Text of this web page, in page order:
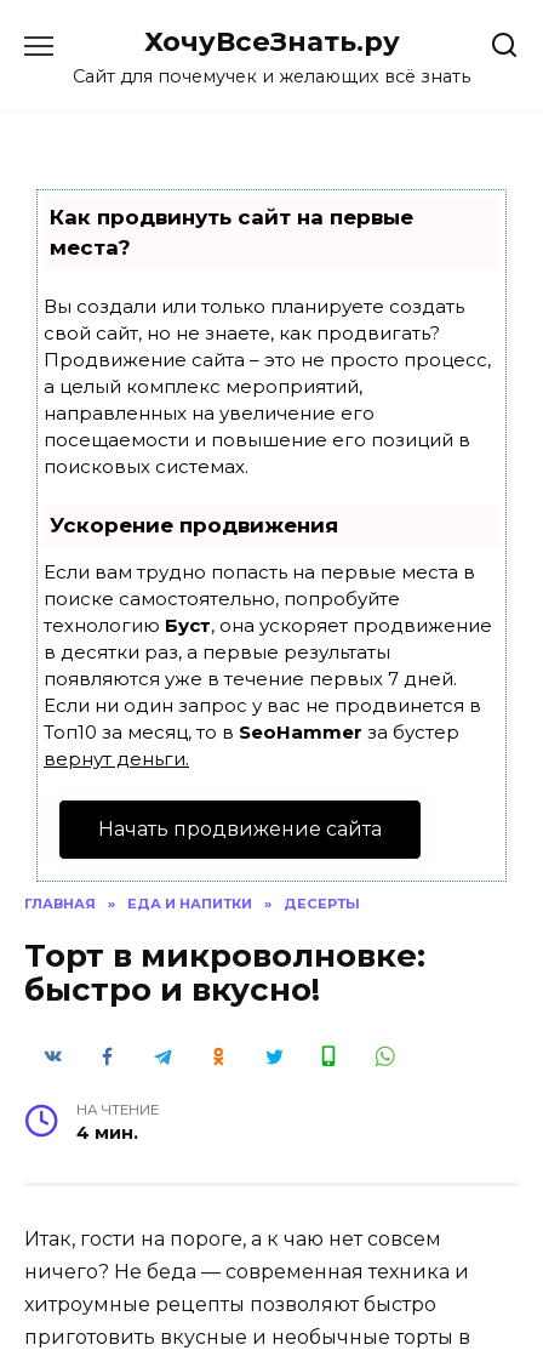
content
ХочуВсеЗнать.ру
Сайт для почемучек и желающих всё знать
Как продвинуть сайт на первые
места?
Вы создали или только планируете создать
свой сайт, но не знаете, как продвигать?
Продвижение сайта – это не просто процесс,
а целый комплекс мероприятий,
направленных на увеличение его
посещаемости и повышение его позиций в
поисковых системах.
Ускорение продвижения
Если вам трудно попасть на первые места в
поиске самостоятельно, попробуйте
технологию Буст, она ускоряет продвижение
в десятки раз, а первые результаты
появляются уже в течение первых 7 дней.
Если ни один запрос у вас не продвинется в
Топ10 за месяц, то в SeoHammer за бустер
вернут деньги.
Начать продвижение сайта
ГЛАВНАЯ » ЕДА И НАПИТКИ » ДЕСЕРТЫ
Торт в микроволновке:
быстро и вкусно!
НА ЧТЕНИЕ
4 мин.
Итак, гости на пороге, а к чаю нет совсем
ничего? Не беда — современная техника и
хитроумные рецепты позволяют быстро
приготовить вкусные и необычные торты в